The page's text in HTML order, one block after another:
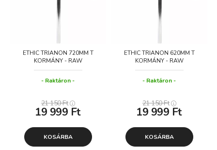
ETHIC TRIANON 720MM T
KORMÁNY - RAW
Raktáron
21 150Ft
19 999 Ft
KOSÁRBA
ETHIC TRIANON 620MM T
KORMÁNY - RAW
Raktáron
21 150Ft
19 999 Ft
KOSÁRBA